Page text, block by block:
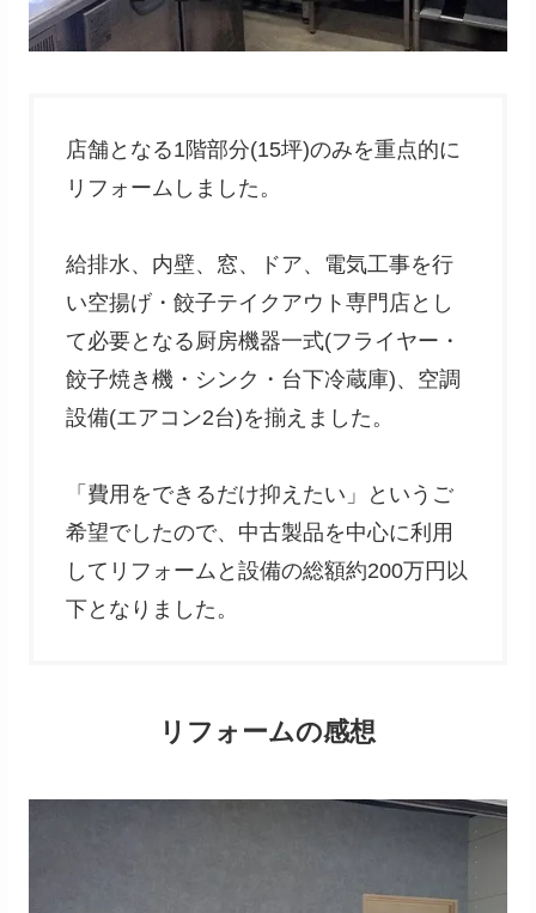
店舗となる1階部分(15坪)のみを重点的に
リフォームしました。
給排水、内壁、窓、ドア、電気工事を行
い空揚げ・餃子テイクアウト専門店とし
て必要となる厨房機器一式(フライヤー・
餃子焼き機・シンク・台下冷蔵庫)、空調
設備(エアコン2台)を揃えました。
「費用をできるだけ抑えたい」というご
希望でしたので、中古製品を中心に利用
してリフォームと設備の総額約200万円以
下となりました。
リフォームの感想